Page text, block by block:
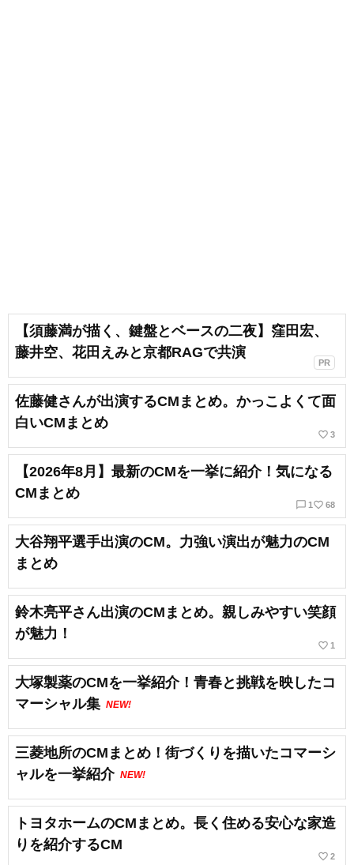
【須藤満が描く、鍵盤とベースの二夜】窪田宏、
藤井空、花田えみと京都RAGで共演
PR
佐藤健さんが出演するCMまとめ。かっこよくて面
白いCMまとめ
favorite_border 3
【2026年8月】最新のCMを一挙に紹介！気になる
CMまとめ
chat_bubble_outline 1 favorite_border 68
大谷翔平選手出演のCM。力強い演出が魅力のCM
まとめ
鈴木亮平さん出演のCMまとめ。親しみやすい笑顔
が魅力！
favorite_border 1
大塚製薬のCMを一挙紹介！青春と挑戦を映したコ
マーシャル集 NEW!
三菱地所のCMまとめ！街づくりを描いたコマーシ
ャルを一挙紹介 NEW!
トヨタホームのCMまとめ。長く住める安心な家造
りを紹介するCM
favorite_border 2